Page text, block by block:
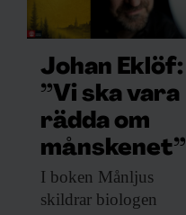
Johan Eklöf:
”Vi ska vara
rädda om
månskenet”
I boken Månljus
skildrar biologen